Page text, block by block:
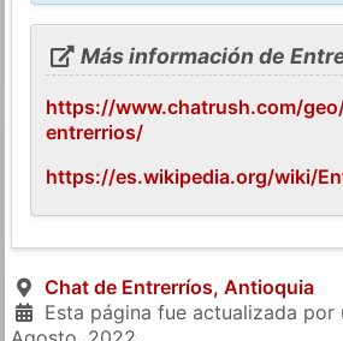
Más información de
https://www.chatrush.com/
entrerrios/
https://es.wikipedia.org/wiki/
Chat de Entrerríos, Antioquia
Esta página fue actualizada por